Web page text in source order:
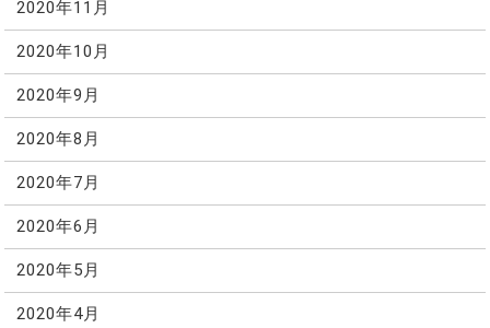
2020年11月
2020年10月
2020年9月
2020年8月
2020年7月
2020年6月
2020年5月
2020年4月